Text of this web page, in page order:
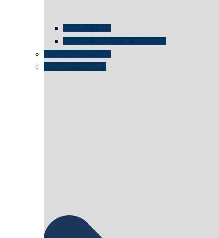
istanbul 1995
Istanbul 2015 in der IHK Köln
schwimmt Neptun?
„schnelle Antwort“